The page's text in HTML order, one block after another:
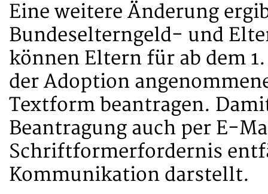
Eine weitere Änderung
Bundeselterngeld- und
können Eltern für ab dem
der Adoption
Textform beantragen.
Beantragung auch per E-
Schriftformerfordernis
Kommunikation darstellt.